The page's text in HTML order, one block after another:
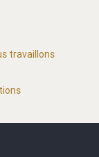
travaillons